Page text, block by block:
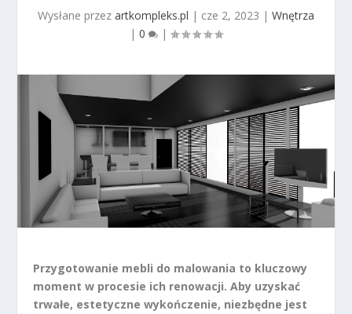
Wysłane przez artkompleks.pl | cze 2, 2023 | Wnętrza
| 0 |
Przygotowanie mebli do malowania to kluczowy
moment w procesie ich renowacji. Aby uzyskać
trwałe, estetyczne wykończenie, niezbędne jest